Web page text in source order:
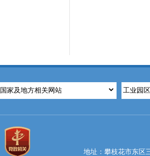
地址：攀枝花市东区